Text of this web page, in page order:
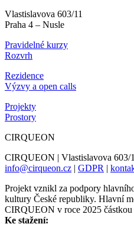
Vlastislavova 603/11
Praha 4 – Nusle
Pravidelné kurzy
Rozvrh
Rezidence
Výzvy a open calls
Projekty
Prostory
CIRQUEON
CIRQUEON | Vlastislavova 603/
info@cirqueon.cz | GDPR |
Projekt vznikl za podpory
kultury České republiky. Hlavní
CIRQUEON v roce 2025
Ke stažení: